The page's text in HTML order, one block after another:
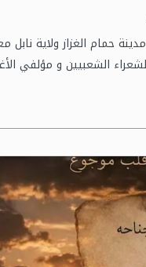
حمام الغزاز ولاية
الشعبيين و مؤلفي